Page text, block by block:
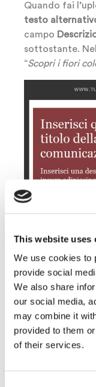
This website uses
We use cookies to
provide social
We also share
our social media,
may combine it
provided to them
of their services.
Quando fai
testo
campo
sottostante.
“Scopri i fiori
La maggior
download
quindi la
dell’immagine